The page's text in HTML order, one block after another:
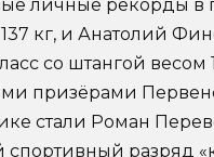
личные рекорды в
кг, и Анатолий
со штангой весом
призёрами
стали Роман
разряд